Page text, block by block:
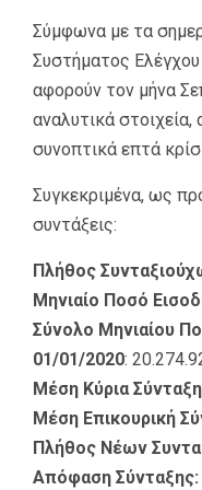
Σύμφωνα με τα
Συστήματος
αφορούν τον μήνα
αναλυτικά
συνοπτικά επτά
Συγκεκριμένα, ως
συντάξεις:
Πλήθος
Μηνιαίο Ποσό
Σύνολο Μηνιαίου
01/01/2020:
Μέση Κύρια
Μέση Επικουρική
Πλήθος Νέων
Απόφαση Σύνταξης: